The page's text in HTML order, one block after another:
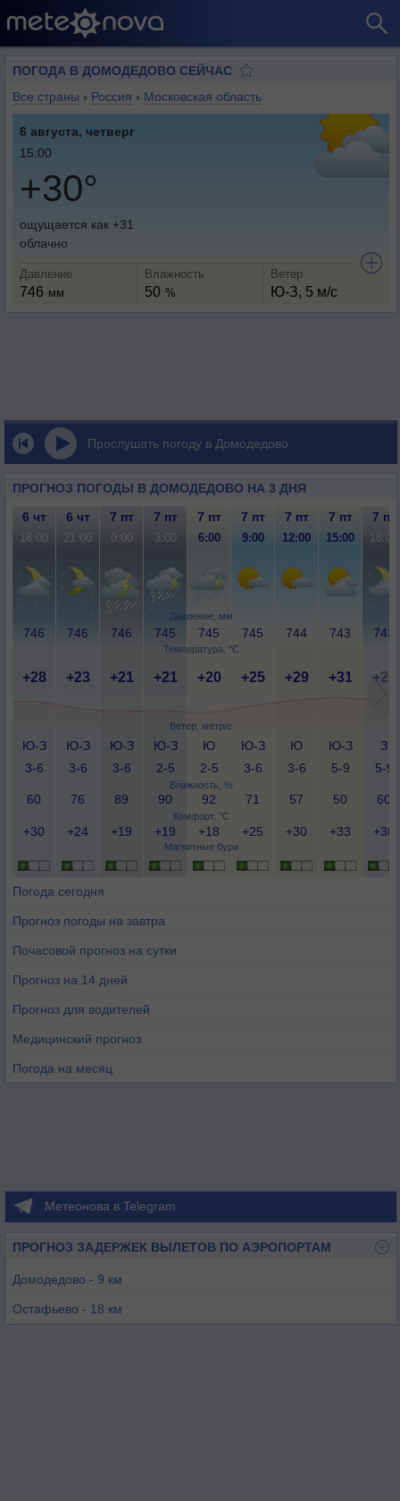
ПОГОДА В ДОМОДЕДОВО СЕЙЧАС
Все страны › Россия › Московская область
6 августа, четверг
15:00
+30°
ощущается как +31
облачно
Давление
746 мм
Влажность
50 %
Ветер
Ю-З, 5 м/с
Прослушать погоду в Домодедово
ПРОГНОЗ ПОГОДЫ В ДОМОДЕДОВО НА 3 ДНЯ
Давление, мм
Температура, °C
Ветер, метр/с
Влажность, %
Комфорт, °C
Магнитные бури
6 чт 6 чт 7 пт 7 пт 7 пт 7 пт 7 пт 7 пт 7 пт
18:00 21:00 0:00 3:00 6:00 9:00 12:00 15:00 18:00
746 746 746 745 745 745 744 743 743
+28 +23 +21 +21 +20 +25 +29 +31 +28
Ю-З
3-6
Ю-З
3-6
Ю-З
3-6
Ю-З
2-5
Ю
2-5
Ю-З
3-6
Ю
3-6
Ю-З
5-9
З
5-9
60 76 89 90 92 71 57 50 60
+30 +24 +19 +19 +18 +25 +30 +33 +30
Погода сегодня
Прогноз погоды на завтра
Почасовой прогноз на сутки
Прогноз на 14 дней
Прогноз для водителей
Медицинский прогноз
Погода на месяц
Метеонова в Telegram
ПРОГНОЗ ЗАДЕРЖЕК ВЫЛЕТОВ ПО АЭРОПОРТАМ
Домодедово - 9 км
Остафьево - 18 км